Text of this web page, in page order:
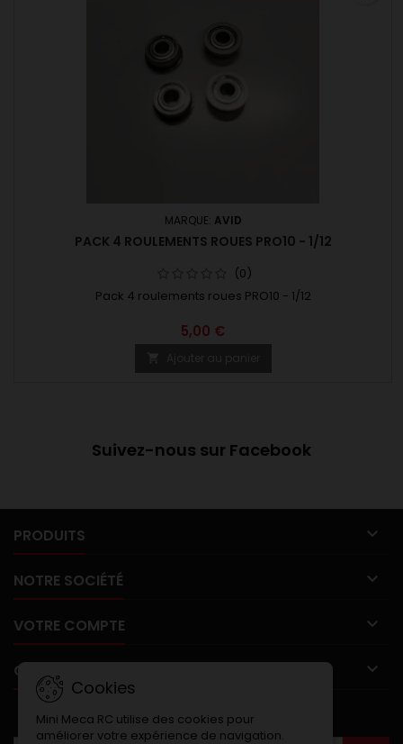
MARQUE: AVID
PACK 4 ROULEMENTS ROUES PRO10 - 1/12
(0)
Pack 4 roulements roues PRO10 - 1/12
5,00 €
Suivez-nous sur Facebook
PRODUITS 
NOTRE SOCIÉTÉ 
VOTRE COMPTE 
CONTACT 
Cookies
Mini Meca RC utilise des cookies pour
améliorer votre expérience de navigation.
LETTRE D'INFORMATIONS